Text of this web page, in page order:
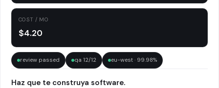
COST / MO
$4.20
review passed qa 12/12 eu-west · 99.98%
Haz que te construya software.